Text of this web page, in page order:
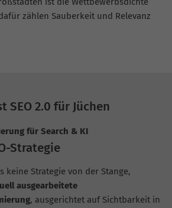
zählen Sauberkeit und Relevanz
SEO 2.0 für Jüchen
für Search & KI
Strategie
keine Strategie von der Stange,
ausgearbeitete
, ausgerichtet auf Sichtbarkeit in